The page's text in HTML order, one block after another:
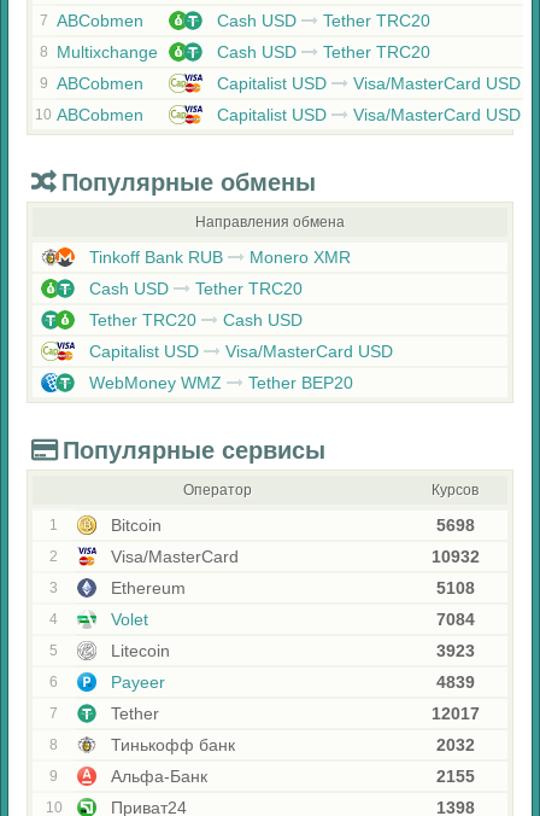
7 ABCobmen Cash USD Tether TRC20
8 Multixchange Cash USD Tether TRC20
9 ABCobmen Capitalist USD Visa/MasterCard USD
10 ABCobmen Capitalist USD Visa/MasterCard USD
Популярные обмены
Направления обмена
Tinkoff Bank RUB
Monero XMR
Cash USD
Tether TRC20
Tether TRC20
Cash USD
Capitalist USD
Visa/MasterCard USD
WebMoney WMZ
Tether BEP20
Популярные сервисы
Оператор Курсов
1 Bitcoin 5698
2 Visa/MasterCard 10932
3 Ethereum 5108
4 Volet 7084
5 Litecoin 3923
6 Payeer 4839
7 Tether 12017
8 Тинькофф банк 2032
9 Альфа-Банк 2155
10 Приват24 1398